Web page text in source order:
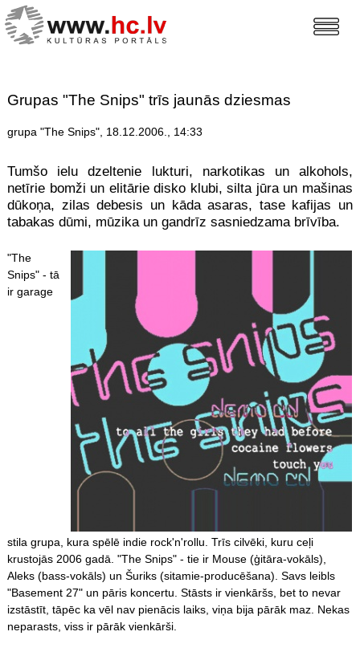
Grupas "The Snips" trīs jaunās dziesmas
grupa "The Snips", 18.12.2006., 14:33
Tumšo ielu dzeltenie lukturi, narkotikas un alkohols,
netīrie bomži un elitārie disko klubi, silta jūra un mašinas
dūkoņa, zilas debesis un kāda asaras, tase kafijas un
tabakas dūmi, mūzika un gandrīz sasniedzama brīvība.
"The
Snips" - tā
ir garage
stila grupa, kura spēlē indie rock'n'rollu. Trīs cilvēki, kuru ceļi
krustojās 2006 gadā. "The Snips" - tie ir Mouse (ģitāra-vokāls),
Aleks (bass-vokāls) un Šuriks (sitamie-producēšana). Savs leibls
"Basement 27" un pāris koncertu. Stāsts ir vienkāršs, bet to nevar
izstāstīt, tāpēc ka vēl nav pienācis laiks, viņa bija pārāk maz. Nekas
neparasts, viss ir pārāk vienkārši.